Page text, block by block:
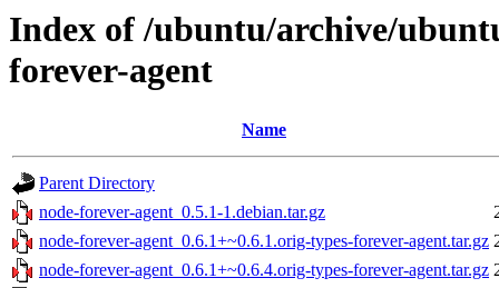
Index of /ubuntu/archive/
forever-agent
Name
Parent Directory
node-forever-agent_0.5.1-1.debian.tar.gz
node-forever-agent_0.6.1+~0.6.1.orig-types-forever-agent.tar.gz
node-forever-agent_0.6.1+~0.6.4.orig-types-forever-agent.tar.gz